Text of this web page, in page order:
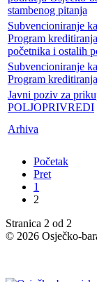
stambenog pitanja
Subvencioniranje
Program
početnika i ostalih
Subvencioniranje
Program
Javni poziv za
POLJOPRIVREDI
Arhiva
Početak
Pret
1
2
Stranica 2 od 2
© 2026 Osječko-